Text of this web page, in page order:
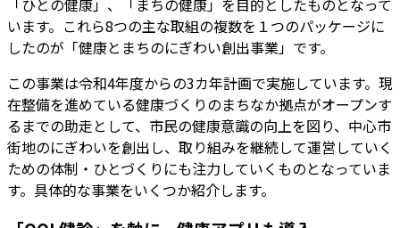
います。これら8つの主な取組の複数を１つのパッケージに
したのが「健康とまちのにぎわい創出事業」です。
この事業は令和4年度からの3カ年計画で実施しています。現
在整備を進めている健康づくりのまちなか拠点がオープンす
るまでの助走として、市民の健康意識の向上を図り、中心市
街地のにぎわいを創出し、取り組みを継続して運営していく
ための体制・ひとづくりにも注力していくものとなっていま
す。具体的な事業をいくつか紹介します。